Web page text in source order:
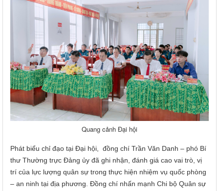
Quang cảnh Đại hội
Phát biểu chỉ đạo tại Đại hội, đồng chí Trần Văn Danh – phó Bí
thư Thường trực Đảng ủy đã ghi nhận, đánh giá cao vai trò, vị
trí của lực lượng quân sự trong thực hiện nhiệm vụ quốc phòng
– an ninh tại địa phương. Đồng chí nhấn mạnh Chi bộ Quân sự